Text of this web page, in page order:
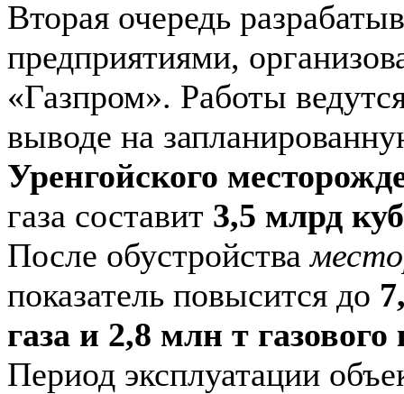
Вторая очередь
предприятиями,
«Газпром». Работы
выводе на
Уренгойского
газа составит 3,5 млрд
После обустройства
показатель повысится до
газа и 2,8 млн т газового
Период эксплуатации